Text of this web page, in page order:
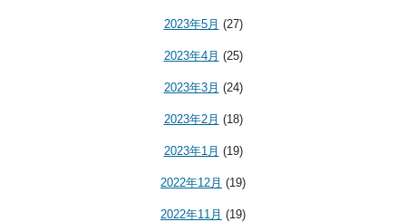
2023年5月 (27)
2023年4月 (25)
2023年3月 (24)
2023年2月 (18)
2023年1月 (19)
2022年12月 (19)
2022年11月 (19)